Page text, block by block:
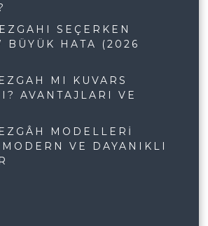
SEÇERKEN
BÜYÜK HATA (2026
MI KUVARS
AVANTAJLARI VE
MODELLERI
VE DAYANIKLI